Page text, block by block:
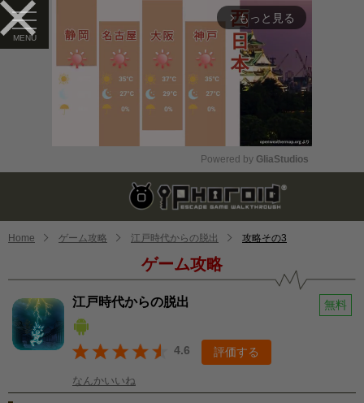
arrow_forward_ios もっと見る
Mute
Powered by GliaStudios
Home ゲーム攻略 江戸時代からの脱出 攻略その3
ゲーム攻略
江戸時代からの脱出 無料
4.6 評価する
なんかいいね